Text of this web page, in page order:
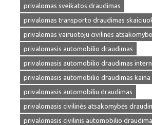
privalomas sveikatos draudimas
privalomas transporto draudimas
privalomas vairuotoju civilines
privalomasis automobilio draudimas
privalomasis automobilio draudimas
privalomasis automobilio draudimas kaina
privalomasis automobiliu draudimas
privalomasis civilinės atsakomybės
privalomasis civilinis automobilio